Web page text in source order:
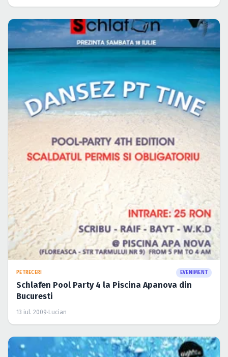
PETRECERI EVENIMENT
Schlafen Pool Party 4 la Piscina Apanova din
Bucuresti
13 iul. 2009· Lucian